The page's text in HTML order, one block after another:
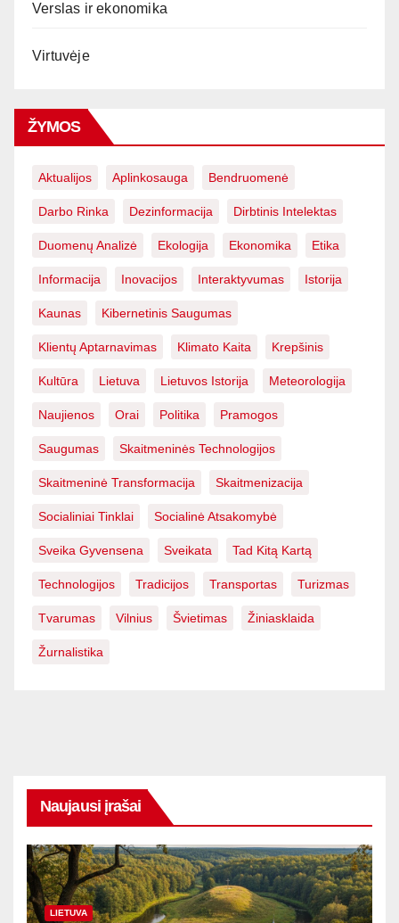
Verslas ir ekonomika
Virtuvėje
ŽYMOS
Aktualijos Aplinkosauga Bendruomenė
Darbo Rinka Dezinformacija Dirbtinis Intelektas
Duomenų Analizė Ekologija Ekonomika Etika
Informacija Inovacijos Interaktyvumas Istorija
Kaunas Kibernetinis Saugumas
Klientų Aptarnavimas Klimato Kaita Krepšinis
Kultūra Lietuva Lietuvos Istorija Meteorologija
Naujienos Orai Politika Pramogos
Saugumas Skaitmeninės Technologijos
Skaitmeninė Transformacija Skaitmenizacija
Socialiniai Tinklai Socialinė Atsakomybė
Sveika Gyvensena Sveikata Tad Kitą Kartą
Technologijos Tradicijos Transportas Turizmas
Tvarumas Vilnius Švietimas Žiniasklaida
Žurnalistika
Naujausi įrašai
LIETUVA